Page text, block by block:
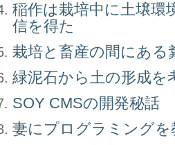
稲作は栽培中に土壌環
信を得た
栽培と畜産の間にある
緑泥石から土の形成を
SOY CMSの開発秘話
妻にプログラミング